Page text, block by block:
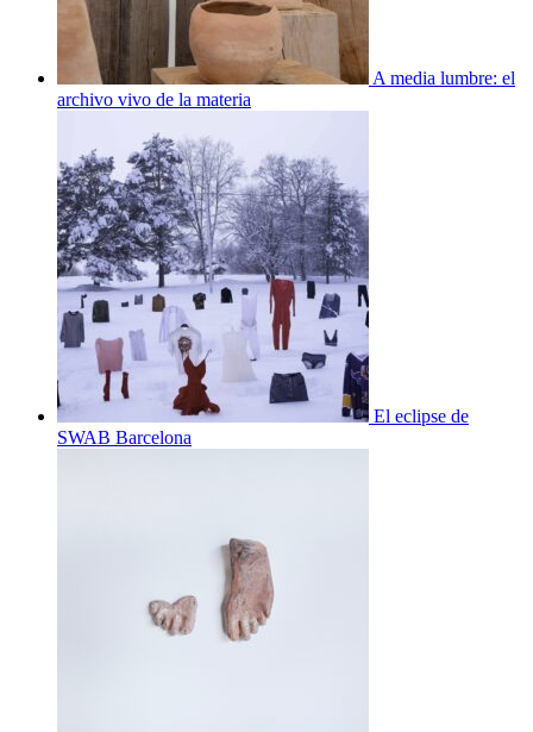
A media lumbre: el
archivo vivo de la materia
El eclipse de
SWAB Barcelona